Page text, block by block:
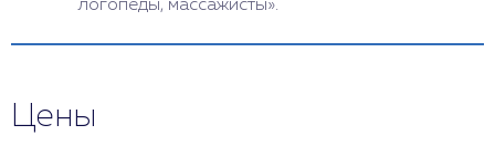
логопеды, массажисты».
Цены